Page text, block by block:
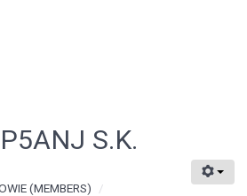
S.K.
(MEMBERS)